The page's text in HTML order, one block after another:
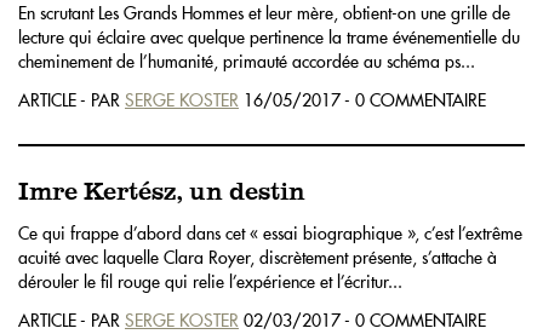
En scrutant Les Grands Hommes et leur mère, obtient-on une grille de
lecture qui éclaire avec quelque pertinence la trame événementielle du
cheminement de l’humanité, primauté accordée au schéma ps...
ARTICLE - PAR SERGE KOSTER 16/05/2017 - 0 COMMENTAIRE
Imre Kertész, un destin
Ce qui frappe d’abord dans cet « essai biographique », c’est l’extrême
acuité avec laquelle Clara Royer, discrètement présente, s’attache à
dérouler le fil rouge qui relie l’expérience et l’écritur...
ARTICLE - PAR SERGE KOSTER 02/03/2017 - 0 COMMENTAIRE